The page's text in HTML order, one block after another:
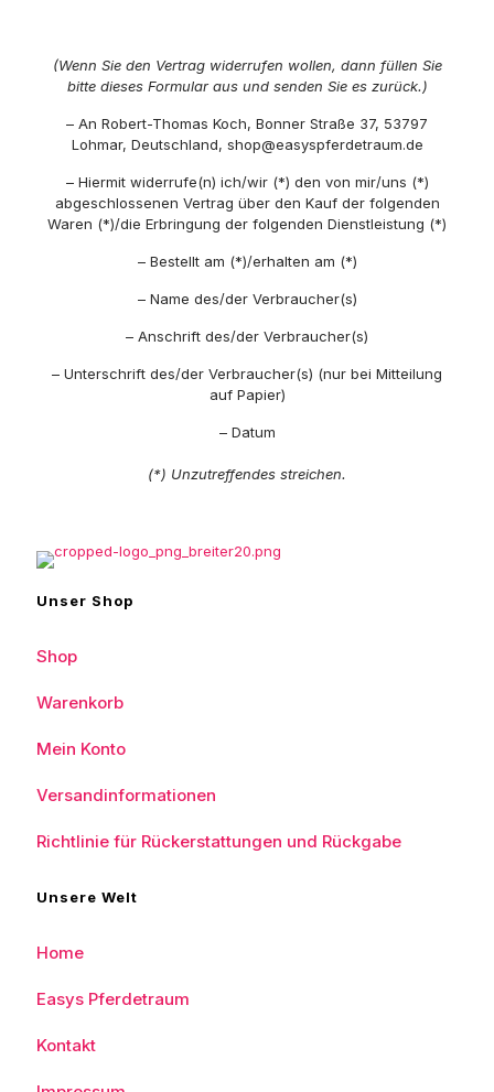
(Wenn Sie den Vertrag widerrufen wollen, dann füllen Sie
bitte dieses Formular aus und senden Sie es zurück.)
– An Robert-Thomas Koch, Bonner Straße 37, 53797
Lohmar, Deutschland, shop@easyspferdetraum.de
– Hiermit widerrufe(n) ich/wir (*) den von mir/uns (*)
abgeschlossenen Vertrag über den Kauf der folgenden
Waren (*)/die Erbringung der folgenden Dienstleistung (*)
– Bestellt am (*)/erhalten am (*)
– Name des/der Verbraucher(s)
– Anschrift des/der Verbraucher(s)
– Unterschrift des/der Verbraucher(s) (nur bei Mitteilung
auf Papier)
– Datum
(*) Unzutreffendes streichen.
Unser Shop
Shop
Warenkorb
Mein Konto
Versandinformationen
Richtlinie für Rückerstattungen und Rückgabe
Unsere Welt
Home
Easys Pferdetraum
Kontakt